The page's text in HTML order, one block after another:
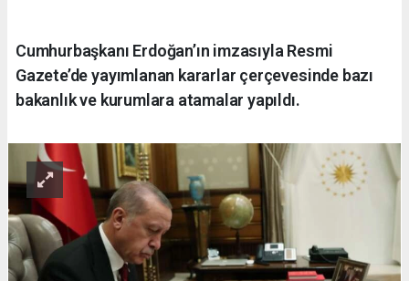
Cumhurbaşkanı Erdoğan’ın imzasıyla Resmi
Gazete’de yayımlanan kararlar çerçevesinde bazı
bakanlık ve kurumlara atamalar yapıldı.